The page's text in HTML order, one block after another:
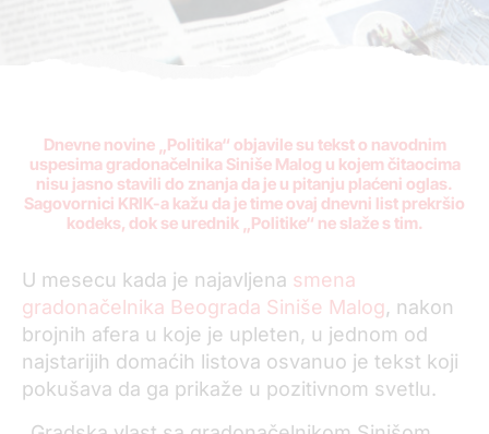
Dnevne novine „Politika“ objavile su tekst o navodnim
uspesima gradonačelnika Siniše Malog u kojem čitaocima
nisu jasno stavili do znanja da je u pitanju plaćeni oglas.
Sagovornici KRIK-a kažu da je time ovaj dnevni list prekršio
kodeks, dok se urednik „Politike“ ne slaže s tim.
U mesecu kada je najavljena smena
gradonačelnika Beograda Siniše Malog, nakon
brojnih afera u koje je upleten, u jednom od
najstarijih domaćih listova osvanuo je tekst koji
pokušava da ga prikaže u pozitivnom svetlu.